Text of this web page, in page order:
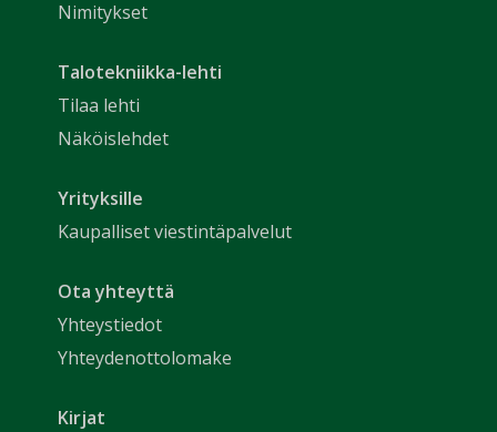
Nimitykset
Talotekniikka-lehti
Tilaa lehti
Näköislehdet
Yrityksille
Kaupalliset viestintäpalvelut
Ota yhteyttä
Yhteystiedot
Yhteydenottolomake
Kirjat